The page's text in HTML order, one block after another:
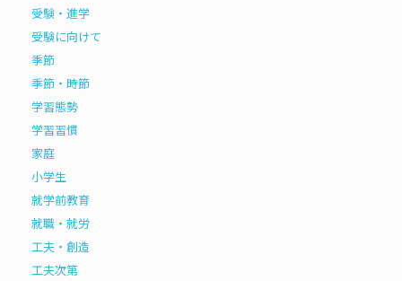
受験・進学
受験に向けて
季節
季節・時節
学習態勢
学習習慣
家庭
小学生
就学前教育
就職・就労
工夫・創造
工夫次第